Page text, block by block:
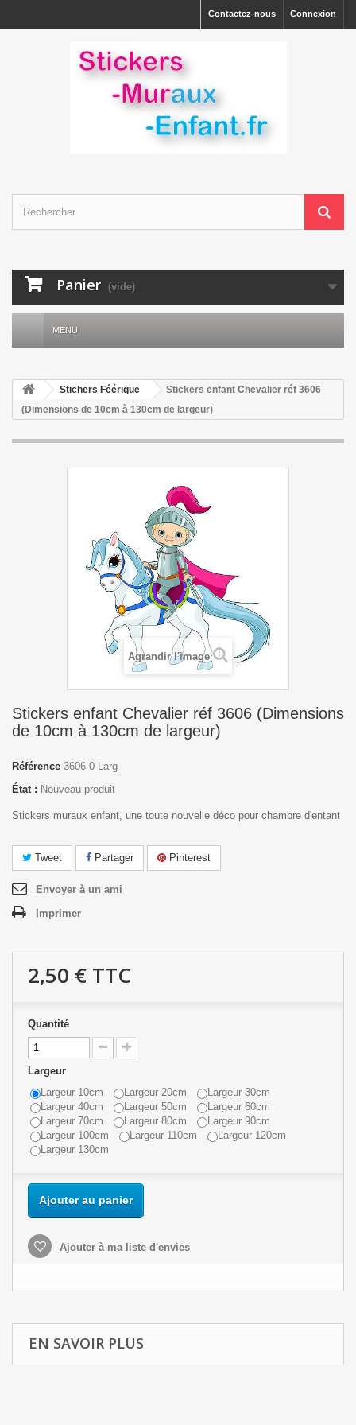
Connexion
Contactez-nous
Panier (vide)
MENU
Stichers Féérique
Stickers enfant Chevalier réf 3606
(Dimensions de 10cm à 130cm de largeur)
Agrandir l'image
Stickers enfant Chevalier réf 3606 (Dimensions
de 10cm à 130cm de largeur)
Référence 3606-0-Larg
État : Nouveau produit
Stickers muraux enfant, une toute nouvelle déco pour chambre d'entant
Tweet Partager Pinterest
Envoyer à un ami
Imprimer
2,50 € TTC
Quantité
Largeur
Largeur 10cm
Largeur 20cm
Largeur 30cm
Largeur 40cm
Largeur 50cm
Largeur 60cm
Largeur 70cm
Largeur 80cm
Largeur 90cm
Largeur 100cm
Largeur 110cm
Largeur 120cm
Largeur 130cm
Ajouter au panier
Ajouter à ma liste d'envies
EN SAVOIR PLUS